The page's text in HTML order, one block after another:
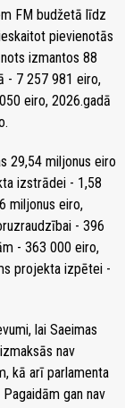
FM budžetā līdz
pievienotās
izmantos 88
- 7 257 981 eiro,
eiro, 2026.gadā
29,54 miljonus eiro
izstrādei - 1,58
miljonus eiro,
- 396
- 363 000 eiro,
projekta izpētei -
lai Saeimas
nav
kā arī parlamenta
gan nav